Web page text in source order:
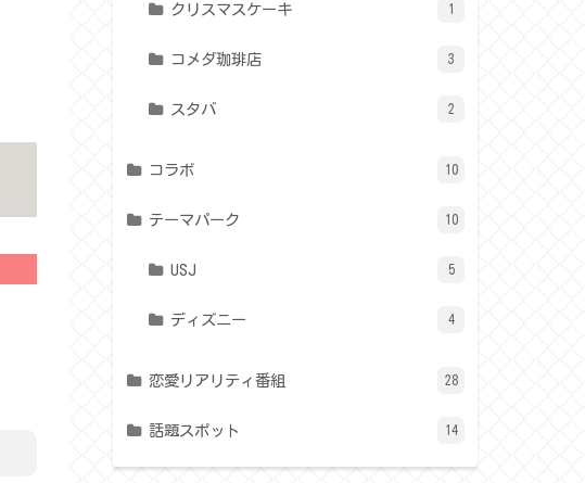
クリスマスケーキ 1
コメダ珈琲店 3
スタバ 2
コラボ 10
テーマパーク 10
USJ 5
ディズニー 4
恋愛リアリティ番組 28
話題スポット 14